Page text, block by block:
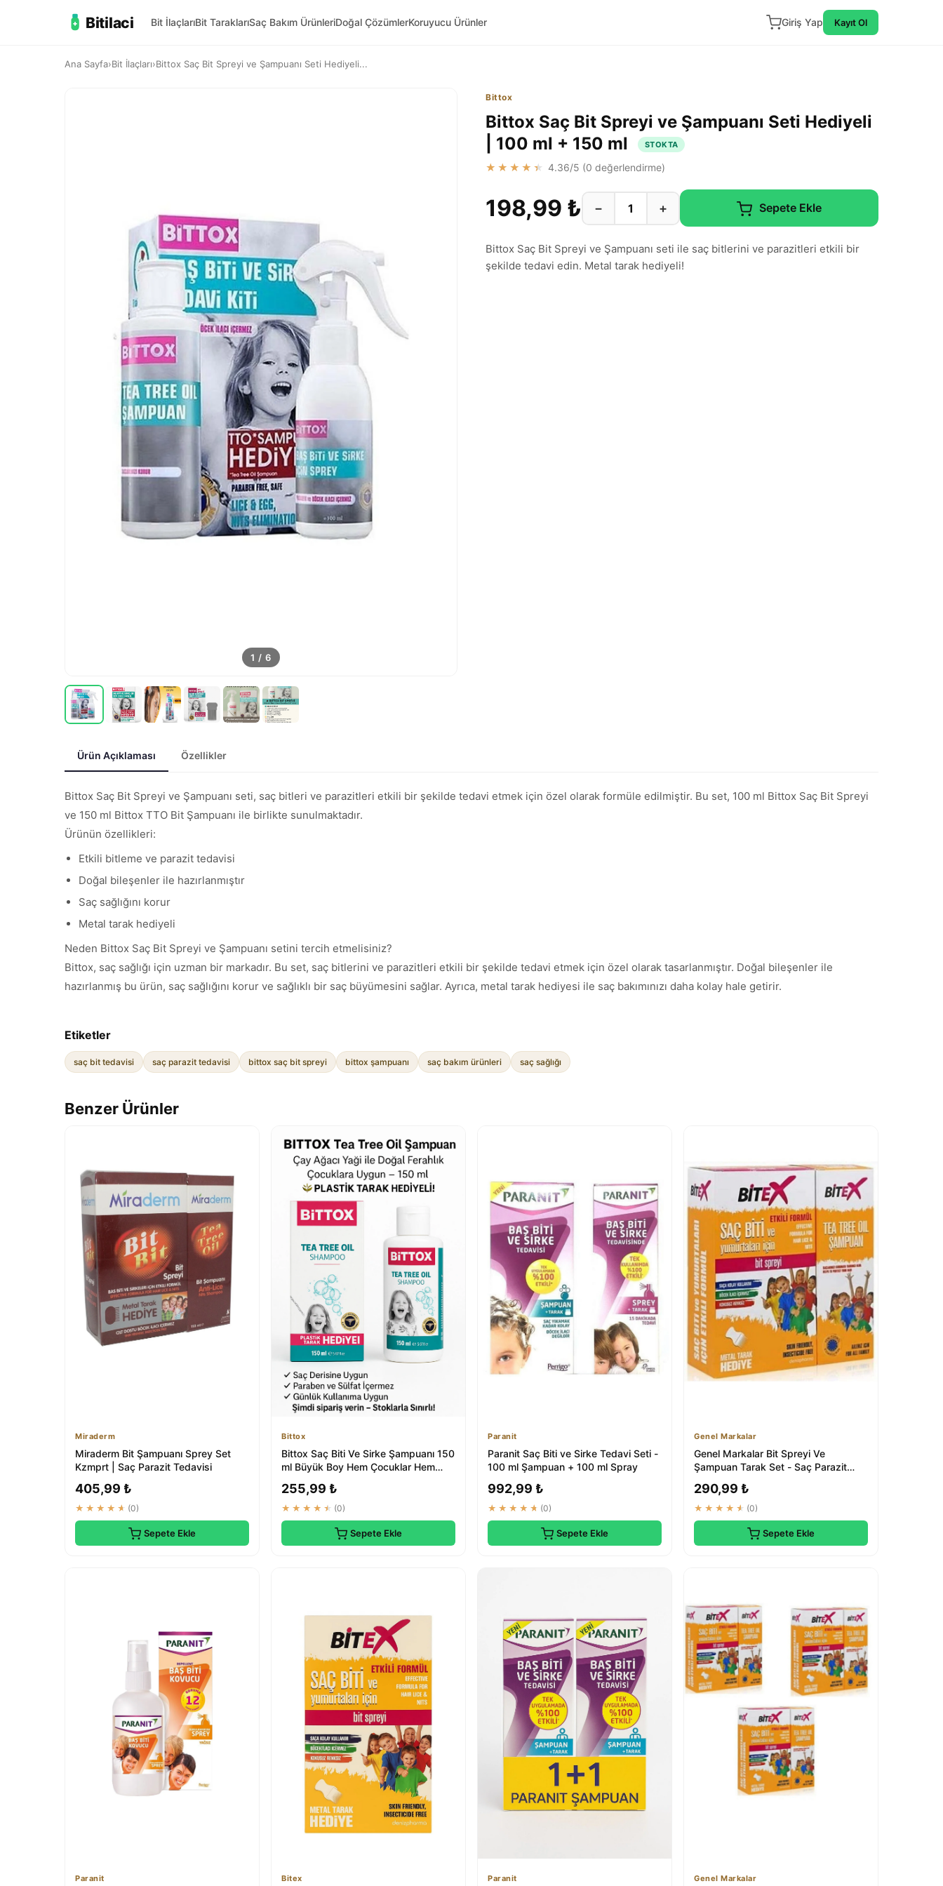
Bitilaci Bit İlaçlarıBit TaraklarıSaç Bakım ÜrünleriDoğal ÇözümlerKoruyucu Ürünler Giriş Yap Kayıt Ol
Ana Sayfa›Bit İlaçları›Bittox Saç Bit Spreyi ve Şampuanı Seti Hediyeli...
1 / 6
Bittox
Bittox Saç Bit Spreyi ve Şampuanı Seti Hediyeli
| 100 ml + 150 ml
STOKTA
★★★★★ 4.36/5 (0 değerlendirme)
198,99 ₺ − + Sepete Ekle
Bittox Saç Bit Spreyi ve Şampuanı seti ile saç bitlerini ve parazitleri etkili bir
şekilde tedavi edin. Metal tarak hediyeli!
Ürün Açıklaması Özellikler
Bittox Saç Bit Spreyi ve Şampuanı seti, saç bitleri ve parazitleri etkili bir şekilde tedavi etmek için özel olarak formüle edilmiştir. Bu set, 100 ml Bittox Saç Bit Spreyi
ve 150 ml Bittox TTO Bit Şampuanı ile birlikte sunulmaktadır.
Ürünün özellikleri:
Etkili bitleme ve parazit tedavisi
Doğal bileşenler ile hazırlanmıştır
Saç sağlığını korur
Metal tarak hediyeli
Neden Bittox Saç Bit Spreyi ve Şampuanı setini tercih etmelisiniz?
Bittox, saç sağlığı için uzman bir markadır. Bu set, saç bitlerini ve parazitleri etkili bir şekilde tedavi etmek için özel olarak tasarlanmıştır. Doğal bileşenler ile
hazırlanmış bu ürün, saç sağlığını korur ve sağlıklı bir saç büyümesini sağlar. Ayrıca, metal tarak hediyesi ile saç bakımınızı daha kolay hale getirir.
Etiketler
saç bit tedavisi saç parazit tedavisi bittox saç bit spreyi bittox şampuanı saç bakım ürünleri saç sağlığı
Benzer Ürünler
Miraderm
Miraderm Bit Şampuanı Sprey Set
Kzmprt | Saç Parazit Tedavisi
405,99 ₺
★★★★★ (0)
Sepete Ekle
Bittox
Bittox Saç Biti Ve Sirke Şampuanı 150
ml Büyük Boy Hem Çocuklar Hem
255,99 ₺
★★★★★ (0)
Sepete Ekle
Paranit
Paranit Saç Biti ve Sirke Tedavi Seti -
100 ml Şampuan + 100 ml Spray
992,99 ₺
★★★★★ (0)
Sepete Ekle
Genel Markalar
Genel Markalar Bit Spreyi Ve
Şampuan Tarak Set - Saç Parazit
290,99 ₺
★★★★★ (0)
Sepete Ekle
Paranit Bitex Paranit Genel Markalar